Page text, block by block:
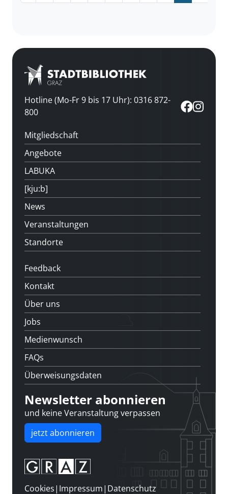
Hotline (Mo-Fr 9 bis 17 Uhr): 0316 872-
800
Mitgliedschaft
Angebote
LABUKA
[kju:b]
News
Veranstaltungen
Standorte
Feedback
Kontakt
Über uns
Jobs
Medienwunsch
FAQs
Überweisungsdaten
Newsletter abonnieren
und keine Veranstaltung verpassen
jetzt abonnieren
Cookies| Impressum| Datenschutz